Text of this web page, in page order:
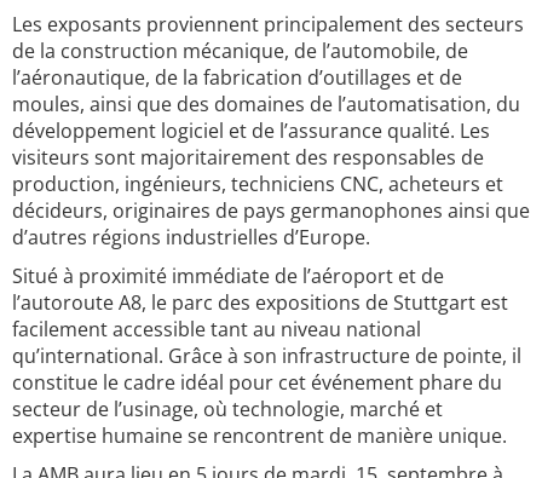
Les exposants proviennent principalement des secteurs
de la construction mécanique, de l’automobile, de
l’aéronautique, de la fabrication d’outillages et de
moules, ainsi que des domaines de l’automatisation, du
développement logiciel et de l’assurance qualité. Les
visiteurs sont majoritairement des responsables de
production, ingénieurs, techniciens CNC, acheteurs et
décideurs, originaires de pays germanophones ainsi que
d’autres régions industrielles d’Europe.
Situé à proximité immédiate de l’aéroport et de
l’autoroute A8, le parc des expositions de Stuttgart est
facilement accessible tant au niveau national
qu’international. Grâce à son infrastructure de pointe, il
constitue le cadre idéal pour cet événement phare du
secteur de l’usinage, où technologie, marché et
expertise humaine se rencontrent de manière unique.